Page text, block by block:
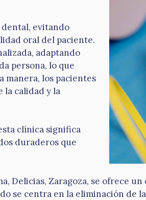
evitando
oral del paciente.
adaptando
persona, lo que
manera, los pacientes
calidad y la
clínica significa
duraderos que
Delicias, Zaragoza, se ofrece
se centra en la eliminación de